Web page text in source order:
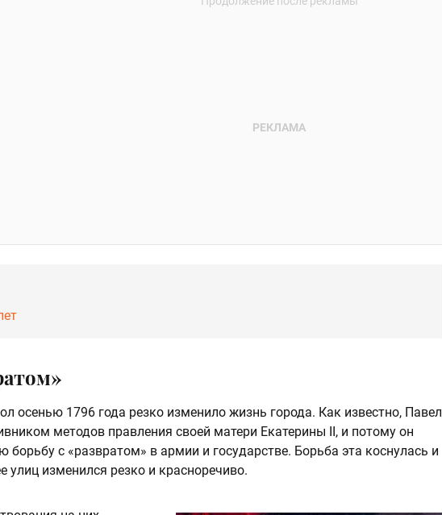
осенью 1796 года резко изменило жизнь города. Как известно, Павел
методов правления своей матери Екатерины II, и потому он
борьбу с «развратом» в армии и государстве. Борьба эта коснулась и
улиц изменился резко и красноречиво.